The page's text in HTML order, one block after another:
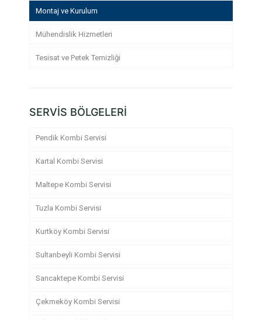
Montaj ve Kurulum
Mühendislik Hizmetleri
Tesisat ve Petek Temizliği
SERVİS BÖLGELERİ
Pendik Kombi Servisi
Kartal Kombi Servisi
Maltepe Kombi Servisi
Tuzla Kombi Servisi
Kurtköy Kombi Servisi
Sultanbeyli Kombi Servisi
Sancaktepe Kombi Servisi
Çekmeköy Kombi Servisi